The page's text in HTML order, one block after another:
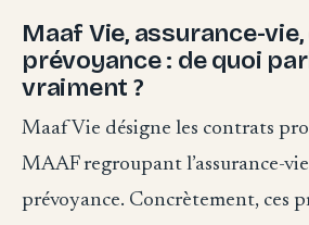
Maaf Vie, assurance-
prévoyance : de quoi
vraiment ?
Maaf Vie désigne les contrats
MAAF regroupant l’assurance-
prévoyance. Concrètement, ces